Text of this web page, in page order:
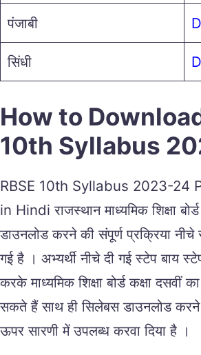
पंजाबी
सिंधी
How to
10th Syllabus
RBSE 10th Syllabus 2023-24
in Hindi राजस्थान माध्यमिक शिक्षा
डाउनलोड करने की संपूर्ण प्रक्रिया नीचे
गई है । अभ्यर्थी नीचे दी गई स्टेप बाय
करके माध्यमिक शिक्षा बोर्ड कक्षा
सकते हैं साथ ही सिलेबस डाउनलोड
ऊपर सारणी में उपलब्ध करवा दिया है ।